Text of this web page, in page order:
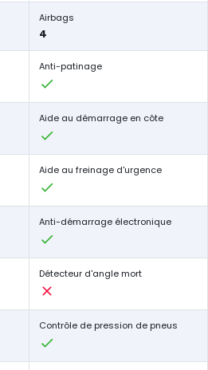
Airbags
4
Anti-patinage
Aide au démarrage en côte
Aide au freinage d'urgence
Anti-démarrage électronique
Détecteur d'angle mort
Contrôle de pression de pneus